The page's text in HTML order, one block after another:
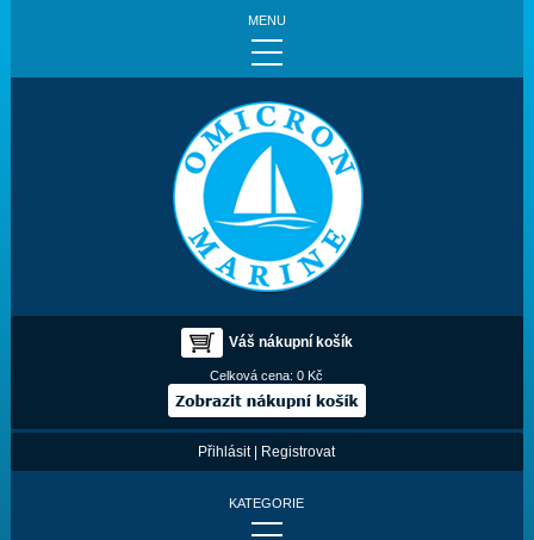
MENU
Váš nákupní košík
Celková cena:0 Kč
Přihlásit| Registrovat
KATEGORIE